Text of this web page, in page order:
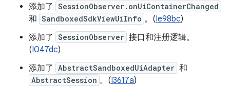
添加了 SessionObserver.onUiContainerChanged
和 SandboxedSdkViewUiInfo 。(Ie98bc)
添加了 SessionObserver 接口和注册逻辑。
(I047dc)
添加了 AbstractSandboxedUiAdapter 和
AbstractSession 。(I3617a)